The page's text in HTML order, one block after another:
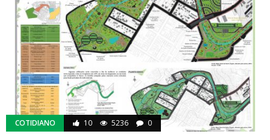
COTIDIANO 10 5236 0